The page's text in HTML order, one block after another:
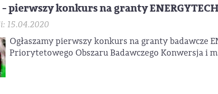
- pierwszy konkurs na granty
15.04.2020
Ogłaszamy pierwszy konkurs na granty badawcze
Priorytetowego Obszaru Badawczego Konwersja i